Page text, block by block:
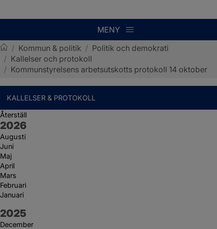
MENY
Sotenäs kommun
/ Kommun & politik / Politik och demokrati
/ Kallelser och protokoll
/ Kommunstyrelsens arbetsutskotts protokoll 14 oktober
KALLELSER & PROTOKOLL
Återställ
År:
2026
Augusti
Juni
Maj
April
Mars
Februari
Januari
År:
2025
December